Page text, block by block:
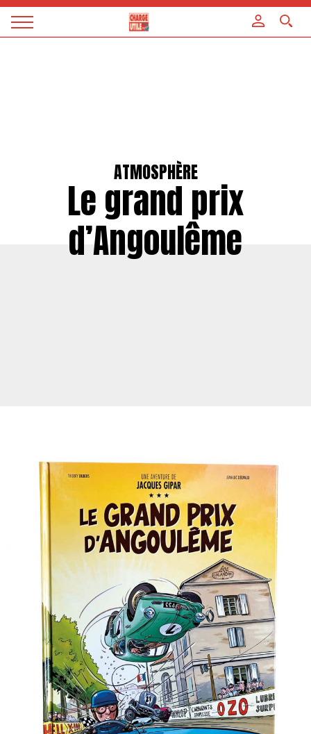
Magazine
ATMOSPHÈRE
Le grand prix
d’Angoulême
Panneau de gestion des cookies